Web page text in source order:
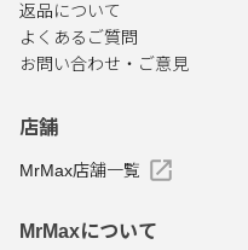
返品について
よくあるご質問
お問い合わせ・ご意見
店舗
MrMax店舗一覧
MrMaxについて